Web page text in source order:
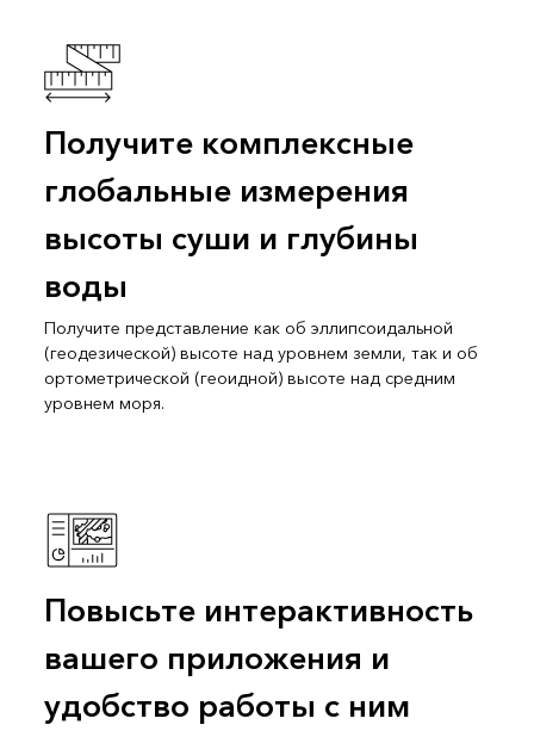
Получите комплексные
глобальные измерения
высоты суши и глубины
воды
Получите представление как об эллипсоидальной
(геодезической) высоте над уровнем земли, так и об
ортометрической (геоидной) высоте над средним
уровнем моря.
Повысьте интерактивность
вашего приложения и
удобство работы с ним